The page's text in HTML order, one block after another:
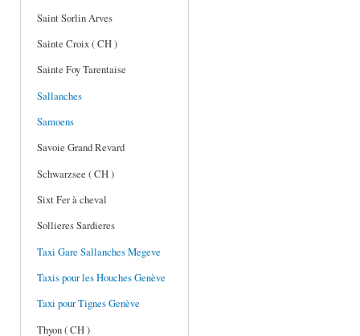
Saint Sorlin Arves
Sainte Croix ( CH )
Sainte Foy Tarentaise
Sallanches
Samoens
Savoie Grand Revard
Schwarzsee ( CH )
Sixt Fer à cheval
Sollieres Sardieres
Taxi Gare Sallanches Megeve
Taxis pour les Houches Genève
Taxi pour Tignes Genève
Thyon ( CH )